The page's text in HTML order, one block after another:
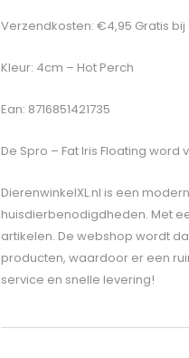
Verzendkosten: €4,95 Gratis
Kleur: 4cm – Hot Perch
Ean: 8716851421735
De Spro – Fat Iris Floating word
DierenwinkelXL.nl is een
huisdierbenodigdheden. Met
artikelen. De webshop wordt
producten, waardoor er een
service en snelle levering!